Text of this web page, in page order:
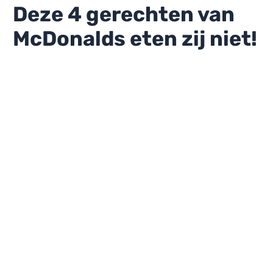
Deze 4 gerechten van
McDonalds eten zij niet!